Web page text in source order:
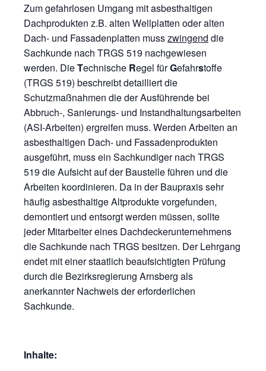
Zum gefahrlosen Umgang mit asbesthaltigen
Dachprodukten z.B. alten Wellplatten oder alten
Dach- und Fassadenplatten musszwingend die
Sachkunde nach TRGS 519 nachgewiesen
werden. DieTechnische Regel fürGefahrstoffe
(TRGS 519) beschreibt detailliert die
Schutzmaßnahmen die der Ausführende bei
Abbruch-, Sanierungs- und Instandhaltungsarbeiten
(ASI-Arbeiten) ergreifen muss. Werden Arbeiten an
asbesthaltigen Dach- und Fassadenprodukten
ausgeführt, muss ein Sachkundiger nach TRGS
519 die Aufsicht auf der Baustelle führen und die
Arbeiten koordinieren. Da in der Baupraxis sehr
häufig asbesthaltige Altprodukte vorgefunden,
demontiert und entsorgt werden müssen, sollte
jeder Mitarbeiter eines Dachdeckerunternehmens
die Sachkunde nach TRGS besitzen. Der Lehrgang
endet mit einer staatlich beaufsichtigten Prüfung
durch die Bezirksregierung Arnsberg als
anerkannter Nachweis der erforderlichen
Sachkunde.
Inhalte: